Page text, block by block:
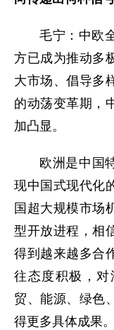
毛宁：中欧
方已成为推动多
大市场、倡导多
的动荡变革期，
加凸显。
欧洲是中国
现中国式现代化
国超大规模市场
型开放进程，相
得到越来越多合
往态度积极，
贸、能源、绿色
得更多具体成果。